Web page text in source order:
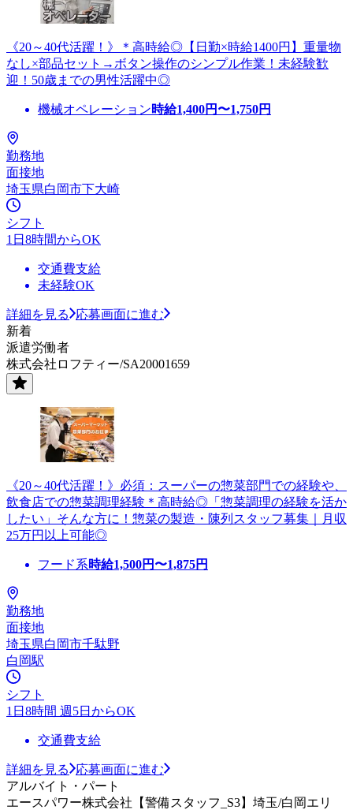
《20～40代活躍！》＊高時給◎【日勤×時給1400円】重量物
なし×部品セット→ボタン操作のシンプル作業！未経験歓
迎！50歳までの男性活躍中◎
機械オペレーション時給1,400円〜1,750円
勤務地
面接地
埼玉県白岡市下大崎
シフト
1日8時間からOK
交通費支給
未経験OK
詳細を見る
応募画面に進む
新着
派遣労働者
株式会社ロフティー/SA20001659
《20～40代活躍！》必須：スーパーの惣菜部門での経験や、
飲食店での惣菜調理経験＊高時給◎「惣菜調理の経験を活か
したい」そんな方に！惣菜の製造・陳列スタッフ募集｜月収
25万円以上可能◎
フード系時給1,500円〜1,875円
勤務地
面接地
埼玉県白岡市千駄野
白岡駅
シフト
1日8時間 週5日からOK
交通費支給
詳細を見る
応募画面に進む
アルバイト・パート
エースパワー株式会社【警備スタッフ_S3】埼玉/白岡エリ